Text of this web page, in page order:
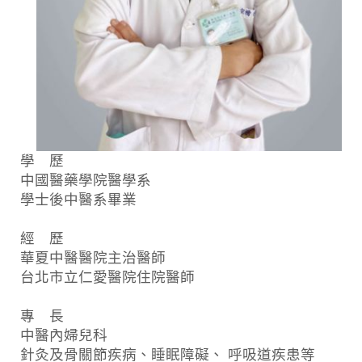
學 歷
中國醫藥學院醫學系
學士後中醫系畢業
經 歷
華夏中醫醫院主治醫師
台北市立仁愛醫院住院醫師
專 長
中醫內婦兒科
針灸及骨關節疾病、睡眠障礙、 呼吸道疾患等